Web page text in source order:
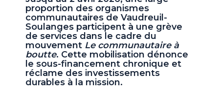
proportion des organismes
communautaires de Vaudreuil-
Soulanges participent à une grève
de services dans le cadre du
mouvement Le communautaire à
boutte. Cette mobilisation dénonce
le sous-financement chronique et
réclame des investissements
durables à la mission.